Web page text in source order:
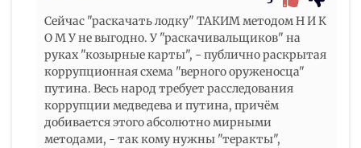
Сейчас "раскачать лодку" ТАКИМ методом Н И К
О М У не выгодно. У "раскачивальщиков" на
руках "козырные карты", - публично раскрытая
коррупционная схема "верного оруженосца"
путина. Весь народ требует расследования
коррупции медведева и путина, причём
добивается этого абсолютно мирными
методами, - так кому нужны "теракты",